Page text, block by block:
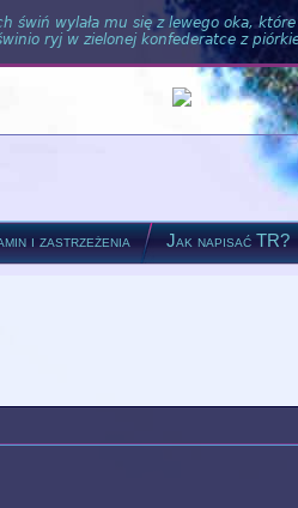
wylała mu się z lewego oka,
ryj w zielonej konfederatce z
i zastrzeżenia Jak napisać TR?